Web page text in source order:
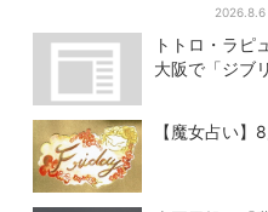
ちゃんが…」朝ドラ視聴者し
みじみ
2026.8.6
トトロ・ラピ
大阪で「ジブ
【魔女占い